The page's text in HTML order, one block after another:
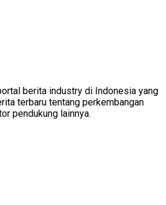
berita industry di Indonesia yang
terbaru tentang perkembangan
pendukung lainnya.